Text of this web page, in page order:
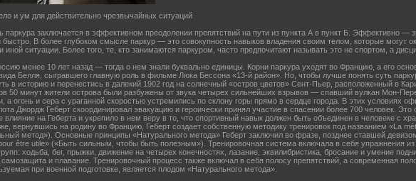
и ум для действительно чрезвычайных ситуаций
паркура заключается в эффективном преодолении препятствий на пути из пункта А в пункт Б. Эффективно —
быстро. В более глубоком смысле паркур — это совокупность навыков владения своим телом, которые могут
иной ситуации. Более того, те, кто занимаются паркуром, часто предпочитают называть это не спортом, а
менее 10 лет назад — тогда о нем знали буквально единицы. Корни паркура уходят во Францию, а его
Белля, сыгравшего главную роль в фильме Люка Бессона «13-й район». Но, чтобы лучше понять суть
в историю и перенестись в далекий 1902 год на солнечный «остров цветов» Сент-Пьер, расположенный в
50 минут жители острова были разбужены от звука четырех сильнейших взрывов — спавший вулкан Мон-
а огонь и сера с ураганной скоростью устремились по склону горы прямо в сердце города. В этих условиях
Джордж Геберт скоординировал эвакуацию и героически принял участие в спасении более 700 человек. Это
влияние на Геберта и укрепило в нем веру в то, что спортивный навык должен быть объединен в человеке с
вернувшись на родину во Францию, Геберт создает собственную методику тренировок под названием «La
метод»). Основные принципы «Натурального метода» Геберт заключил во фразе, позднее ставшей
être utile» («Быть сильным, чтобы быть полезным»). Тренировочная система включала в себя упражнения из
ходьба, бег, прыжки, движение на четырех конечностях, лазание, эквилибристика, бросание и умение
и плавание. Тренировочный процесс также включал в себя полосу препятствий, а современная
при военной подготовке, является плодом «Натурального метода».